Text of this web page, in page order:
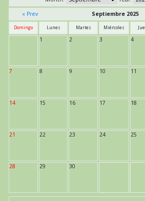
« Prev
Septiembre 2025
Domingo Lunes Martes Miércoles
1 2 3 4
7 8 9 10 11
14 15 16 17 18
21 22 23 24 25
28 29 30